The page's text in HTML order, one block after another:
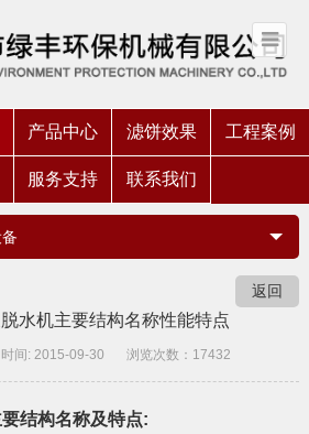
产品中心 滤饼效果 工程案例
服务支持 联系我们
返回
水机主要结构名称性能特点
时间: 2015-09-30 浏览次数：17432
结构名称及特点: